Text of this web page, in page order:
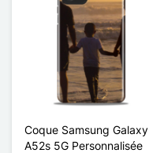
Coque Samsung Galaxy
A52s 5G Personnalisée